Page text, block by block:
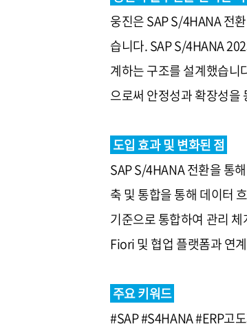
웅진은 SAP S/4HANA 전
습니다. SAP S/4HANA
계하는 구조를 설계했습니
으로써 안정성과 확장성을
도입 효과 및 변화된 점
SAP S/4HANA 전환을 통
축 및 통합을 통해 데이터
기준으로 통합하여 관리
Fiori 및 협업 플랫폼과 연
주요 키워드
#SAP #S4HANA #ERP고